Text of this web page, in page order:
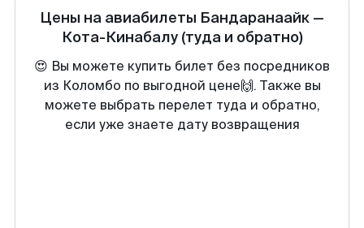
Цены на авиабилеты Бандаранаайк —
Кота-Кинабалу (туда и обратно)
😍 Вы можете купить билет без посредников
из Коломбо по выгодной цене🙌. Также вы
можете выбрать перелет туда и обратно,
если уже знаете дату возвращения